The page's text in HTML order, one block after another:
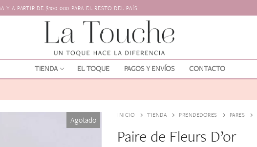
A PARTIR DE $100.000 PARA EL RESTO DEL PAÍS
TIENDA EL TOQUE PAGOS Y ENVÍOS CONTACTO
Agotado INICIO TIENDA PRENDEDORES PARES
Paire de Fleurs D’or